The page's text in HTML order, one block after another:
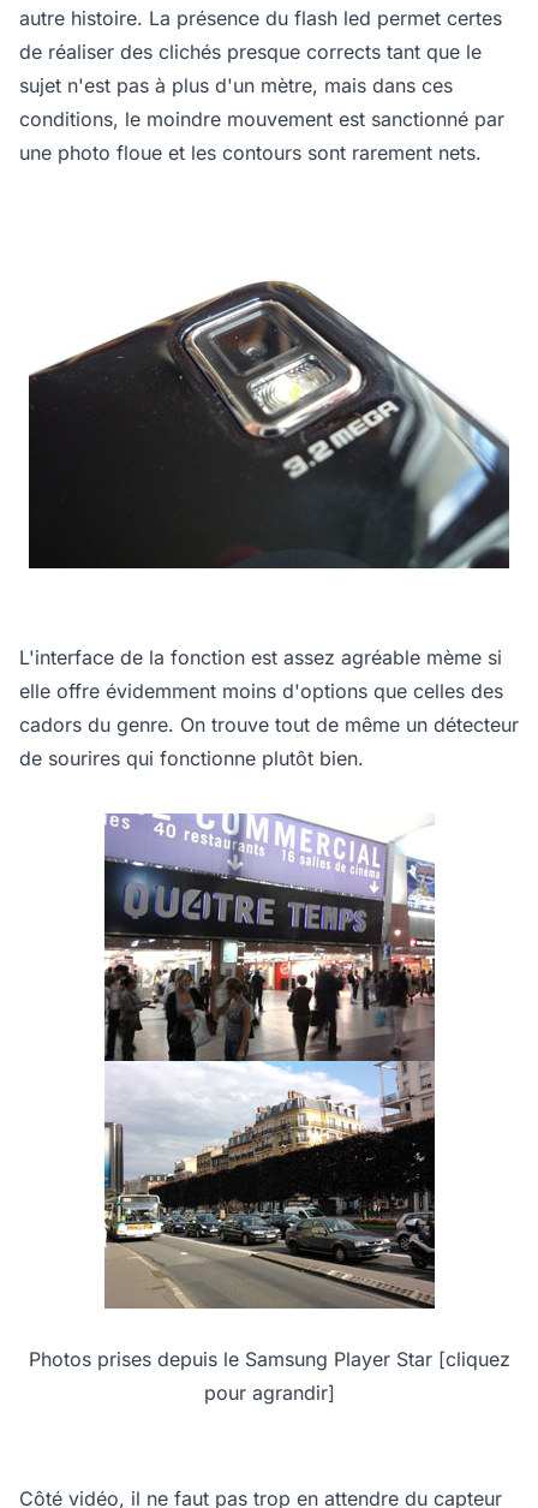
autre histoire. La présence du flash led permet certes
de réaliser des clichés presque corrects tant que le
sujet n'est pas à plus d'un mètre, mais dans ces
conditions, le moindre mouvement est sanctionné par
une photo floue et les contours sont rarement nets.
L'interface de la fonction est assez agréable mème si
elle offre évidemment moins d'options que celles des
cadors du genre. On trouve tout de même un détecteur
de sourires qui fonctionne plutôt bien.
Photos prises depuis le Samsung Player Star [cliquez
pour agrandir]
Côté vidéo, il ne faut pas trop en attendre du capteur